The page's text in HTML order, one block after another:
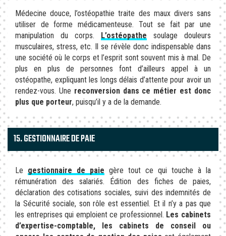
Médecine douce, l’ostéopathie traite des maux divers sans
utiliser de forme médicamenteuse. Tout se fait par une
manipulation du corps.
L’ostéopathe soulage douleurs
musculaires, stress, etc. Il se révèle donc indispensable dans
une société où le corps et l’esprit sont souvent mis à mal. De
plus en plus de personnes font d’ailleurs appel à un
ostéopathe, expliquant les longs délais d’attente pour avoir un
rendez-vous. Une reconversion dans ce métier est donc
plus que porteur, puisqu’il y a de la demande.
15. GESTIONNAIRE DE PAIE
Le gestionnaire de paie gère tout ce qui touche à la
rémunération des salariés. Édition des fiches de paies,
déclaration des cotisations sociales, suivi des indemnités de
la Sécurité sociale, son rôle est essentiel. Et il n’y a pas que
les entreprises qui emploient ce professionnel. Les cabinets
d’expertise-comptable, les cabinets de conseil ou